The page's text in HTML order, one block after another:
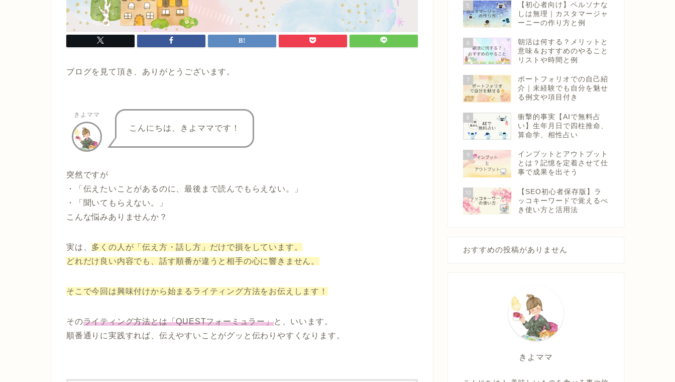
ブログを見て頂き、ありがとうございます。
きよママ
こんにちは、きよママです！
突然ですが
・「伝えたいことがあるのに、最後まで読んでもらえない。」
・「聞いてもらえない。」
こんな悩みありませんか？
実は、 多くの人が「伝え方・話し方 」だけで損をしています。
どれだけ良い内容でも、話す順番が違うと相手の心に響きません。
そこで今回は興味付けから始まるライティング方法をお伝えします！
そのライティング方法とは「QUESTフォーミュラー」と、いいます。
順番通りに実践すれば、伝えやすいことがグッと伝わりやすくなります。
5
【初心者向け】ペルソナな
しは無理｜カスタマージャ
ーニーの作り方と例
6
朝活は何する？メリットと
意味＆おすすめのやること
リストや時間と例
7
ポートフォリオでの自己紹
介｜未経験でも自分を魅せ
る例文や項目付き
8
衝撃的事実【AIで無料占
い】生年月日で四柱推命、
算命学、相性占い
9
インプットとアウトプット
とは？記憶を定着させて仕
事で成果を出そう
10
【SEO初心者保存版】ラ
ッコキーワードで覚えるべ
き使い方と活用法
おすすめの投稿がありません
きよママ